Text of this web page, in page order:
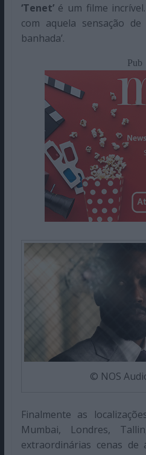
‘Tenet’é um filme
com aquela sensação
banhada’.
Pub
© NOS
Finalmente as
Mumbai, Londres,
extraordinárias cenas de